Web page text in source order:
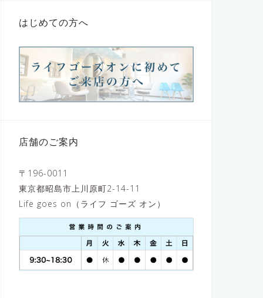
はじめての方へ
店舗のご案内
〒196-0011
東京都昭島市上川原町2-14-11
Life goes on（ライフ ゴーズ オン）